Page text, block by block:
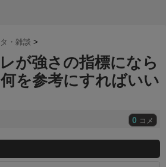
・雑談 >
が強さの指標になら
を参考にすればいい
0 コメ